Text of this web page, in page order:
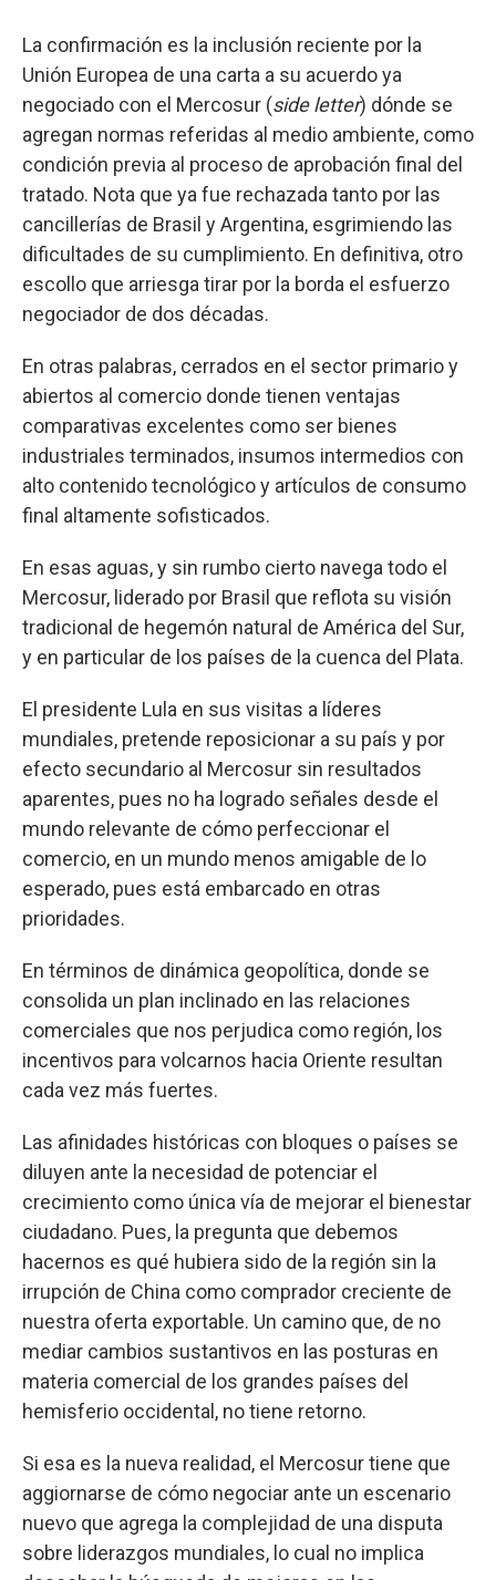
La confirmación es la inclusión reciente por la
Unión Europea de una carta a su acuerdo ya
negociado con el Mercosur (side letter) dónde se
agregan normas referidas al medio ambiente, como
condición previa al proceso de aprobación final del
tratado. Nota que ya fue rechazada tanto por las
cancillerías de Brasil y Argentina, esgrimiendo las
dificultades de su cumplimiento. En definitiva, otro
escollo que arriesga tirar por la borda el esfuerzo
negociador de dos décadas.
En otras palabras, cerrados en el sector primario y
abiertos al comercio donde tienen ventajas
comparativas excelentes como ser bienes
industriales terminados, insumos intermedios con
alto contenido tecnológico y artículos de consumo
final altamente sofisticados.
En esas aguas, y sin rumbo cierto navega todo el
Mercosur, liderado por Brasil que reflota su visión
tradicional de hegemón natural de América del Sur,
y en particular de los países de la cuenca del Plata.
El presidente Lula en sus visitas a líderes
mundiales, pretende reposicionar a su país y por
efecto secundario al Mercosur sin resultados
aparentes, pues no ha logrado señales desde el
mundo relevante de cómo perfeccionar el
comercio, en un mundo menos amigable de lo
esperado, pues está embarcado en otras
prioridades.
En términos de dinámica geopolítica, donde se
consolida un plan inclinado en las relaciones
comerciales que nos perjudica como región, los
incentivos para volcarnos hacia Oriente resultan
cada vez más fuertes.
Las afinidades históricas con bloques o países se
diluyen ante la necesidad de potenciar el
crecimiento como única vía de mejorar el bienestar
ciudadano. Pues, la pregunta que debemos
hacernos es qué hubiera sido de la región sin la
irrupción de China como comprador creciente de
nuestra oferta exportable. Un camino que, de no
mediar cambios sustantivos en las posturas en
materia comercial de los grandes países del
hemisferio occidental, no tiene retorno.
Si esa es la nueva realidad, el Mercosur tiene que
aggiornarse de cómo negociar ante un escenario
nuevo que agrega la complejidad de una disputa
sobre liderazgos mundiales, lo cual no implica